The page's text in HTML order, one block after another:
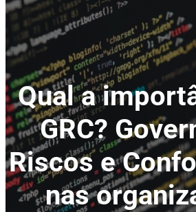
Qual a
GRC?
Riscos e
nas